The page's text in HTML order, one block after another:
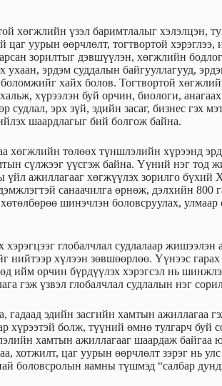
хөгжлийн үзэл баримтлалыг хэлэлцэн,
цаг уурын өөрчлөлт, тогтвортой хэрэглээ,
зорилтыг дэвшүүлэн, хөгжлийн
эрдэм суддалын байгууллагууд,
хайх болов. Тогтвортой
хүрээлэн буй орчин, биологи,
судлал, эрх зүй, эдийн засаг, бизнес гэх
шаардлагыг бий болгож байна.
хөгжлийн төлөөх түншлэлийн хүрээнд
сүлжээг үүсгэж байна. Үүний нэг тод
үйл ажиллагааг хөгжүүлэх зорилго бүхий
санаачилга өрнөж, дэлхийн 800
шинэчлэн боловсруулах, улмаар
глобалчлал судлалаар жишээлэн
нийтээр хүлээн зөвшөөрлөө. Үүнээс
ийм орчин бүрдүүлэх хэрэгсэл нь
гэж үзвэл глобалчлал судлалын нэг
гадаад эдийн засгийн хамтын ажиллагаа
хүрээтэй болж, түүний өмнө тулгарч буй
хамтын ажиллагааг шаардаж байгаа
хотжилт, цаг уурын өөрчлөлт зэрэг нь
боловсролын яамны түшмэд “салбар